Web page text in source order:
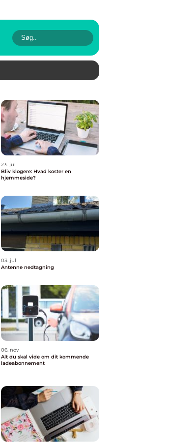
23. jul
Bliv klogere: Hvad koster en
hjemmeside?
03. jul
Antenne nedtagning
06. nov
Alt du skal vide om dit kommende
ladeabonnement